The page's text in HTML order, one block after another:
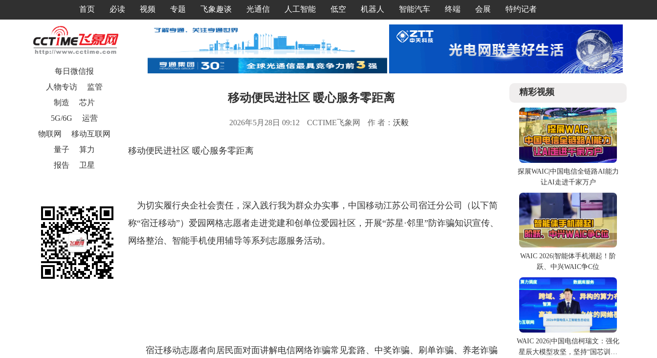
首页 必读 视频 专题 飞象趣谈 光通信 人工智能 低空 机器人 智能汽车 终端 会展 特约记者
每日微信报
人物专访
监管
制造
芯片
5G/6G
运营
物联网
移动互联网
量子
算力
报告
卫星
移动便民进社区 暖心服务零距离
2026年5月28日 09:12 CCTIME飞象网 作 者： 沃毅
移动便民进社区 暖心服务零距离
为切实履行央企社会责任，深入践行我为群众办实事，中国移动江苏公司宿迁分公司（以下简
称“宿迁移动”）爱园网格志愿者走进党建和创单位爱园社区，开展“苏星·邻里”防诈骗知识宣传、
网络整治、智能手机使用辅导等系列志愿服务活动。
宿迁移动志愿者向居民面对面讲解电信网络诈骗常见套路、中奖诈骗、刷单诈骗、养老诈骗
精彩视频
探展WAIC|中国电信全链路AI能力
让AI走进千家万户
WAIC 2026|智能体手机潮起！阶
跃、中兴WAIC争C位
WAIC 2026|中国电信柯瑞文：强化
星辰大模型攻坚，坚持“国芯训国